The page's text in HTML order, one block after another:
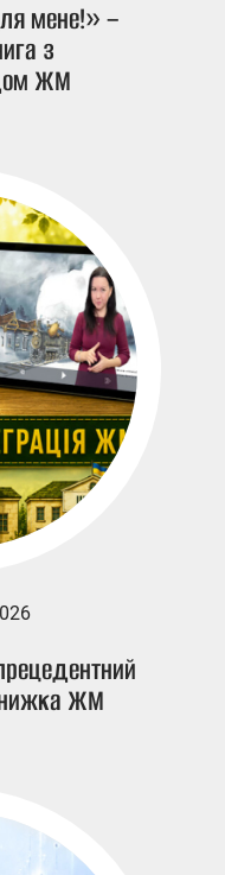
мене!» –
з
ЖМ
ЖМ